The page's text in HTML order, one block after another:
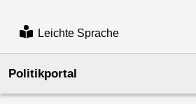
Leichte Sprache
Politikportal